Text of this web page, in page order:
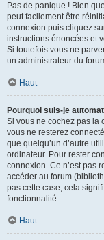
Pas de panique ! Bien
peut facilement être
connexion puis cliquez
instructions énoncées et
Si toutefois vous ne
un administrateur du
Haut
Pourquoi suis-je
Si vous ne cochez pas la
vous ne resterez
que quelqu’un d’autre
ordinateur. Pour rester
connexion. Ce n’est pas
accéder au forum
pas cette case, cela
fonctionnalité.
Haut